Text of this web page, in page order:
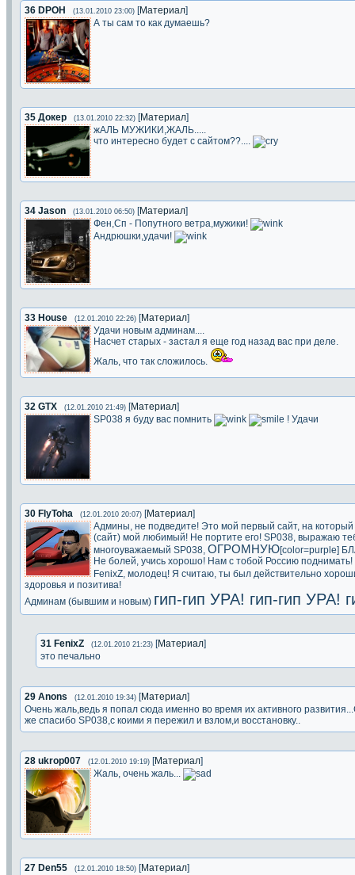
36 DPOH (13.01.2010 23:00) [Материал]
А ты сам то как думаешь?
35 Докер (13.01.2010 22:32) [Материал]
жАЛЬ МУЖИКИ,ЖАЛЬ.....
что интересно будет с сайтом??....
34 Jason (13.01.2010 06:50) [Материал]
Фен,Сп - Попутного ветра,мужики!
Андрюшки,удачи!
33 House (12.01.2010 22:26) [Материал]
Удачи новым админам....
Насчет старых - застал я еще год назад вас при деле.
Жаль, что так сложилось.
32 GTX (12.01.2010 21:49) [Материал]
SP038 я буду вас помнить
! Удачи
30 FlyToha (12.01.2010 20:07) [Материал]
Админы, не подведите! Это мой первый сайт, на
(сайт) мой любимый! Не портите его! SP038, выражаю
многоуважаемый SP038, ОГРОМНУЮ[color=purple]
Не болей, учись хорошо! Нам с тобой Россию поднимать!
FenixZ, молодец! Я считаю, ты был действительно
здоровья и позитива!
Админам (бывшим и новым) гип-гип УРА! гип-гип УРА!
31 FenixZ (12.01.2010 21:23) [Материал]
это печально
29 Anons (12.01.2010 19:34) [Материал]
Очень жаль,ведь я попал сюда именно во время их активного
же спасибо SP038,с коими я пережил и взлом,и восстановку..
28 ukrop007 (12.01.2010 19:19) [Материал]
Жаль, очень жаль...
27 Den55 (12.01.2010 18:50) [Материал]